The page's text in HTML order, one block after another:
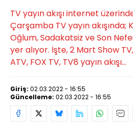
TV yayın akışı internet
Çarşamba TV yayın akışında;
Oğlum, Sadakatsiz ve Son
yer alıyor. İşte, 2 Mart Show
ATV, FOX TV, TV8 yayın akışı…
Giriş: 02.03.2022 - 16:55
Güncelleme: 02.03.2022 - 16:55